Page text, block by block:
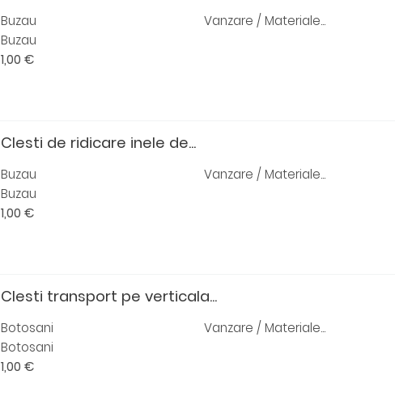
Buzau
Buzau
1,00 €
Vanzare / Materiale...
Clesti de ridicare inele de...
Buzau
Buzau
1,00 €
Vanzare / Materiale...
Clesti transport pe verticala...
Botosani
Botosani
1,00 €
Vanzare / Materiale...